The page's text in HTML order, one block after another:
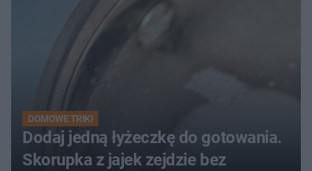
DOMOWE TRIKI
Dodaj jedną łyżeczkę do gotowania.
Skorupka z jajek zejdzie bez